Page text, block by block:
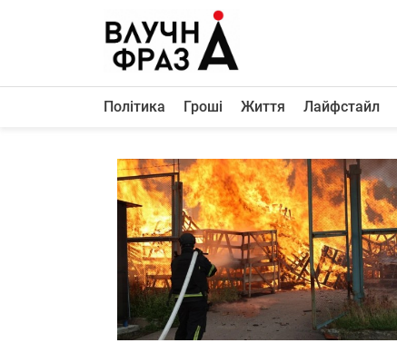
Політика
Життя
Лайфстайл
ТехноНаука
Людина
Корисності
Політика Гроші Життя Лайфстайл